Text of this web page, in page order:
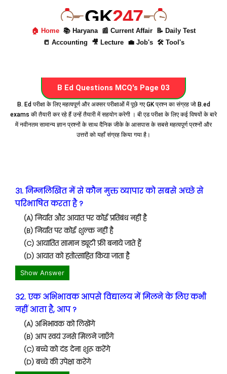
GK247
🏠 Home 📚 Haryana 📰 Current Affair
📝 Daily Test
📒 Accounting
🎥 Lecture 💼 Job's 🛠 Tool's
B Ed Questions MCQ's Page 03
B. Ed परीक्षा के लिए महत्वपूर्ण और अक्सर परीक्षाओं में पूछे गए GK प्रश्न का संग्रह जो B.ed
exams की तैयारी कर रहे हैं उन्हें तैयारी में सहयोग करेगी । बी एड परीक्षा के लिए कई विषयों के बारे
में नवीनतम सामान्य ज्ञान प्रश्नों के साथ दैनिक जीके के आसपास के सबसे महत्वपूर्ण प्रश्नों और
उत्तरों को यहाँ संग्रह किया गया है।
31. निम्नलिखित में से कौन मुक्त व्यापार को सबसे अच्छे से
परिभाषित करता है ?
(A) निर्यात और आयात पर कोई प्रतिबंध नहीं है
(B) निर्यात पर कोई शुल्क नहीं है
(C) आयातित सामान ड्यूटी फ्री बनाये जाते हैं
(D) आयात को हतोत्साहित किया जाता है
Show Answer
32. एक अभिभावक आपसे विद्यालय में मिलने के लिए कभी
नहीं आता है, आप ?
(A) अभिभावक को लिखेंगे
(B) आप स्वयं उनसे मिलने जाएँगे
(C) बच्चे को दंड देना शुरू करेंगे
(D) बच्चे की उपेक्षा करेंगे